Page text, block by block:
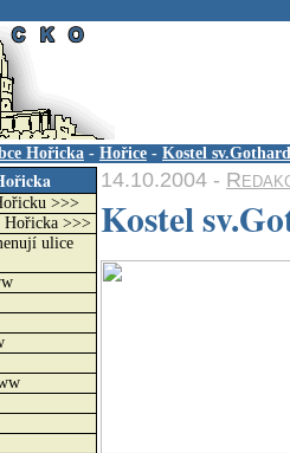
Hořicka - Hořice - Kostel
>>>
Hořicka >>>
ulice
14.10.2004 -
Kostel